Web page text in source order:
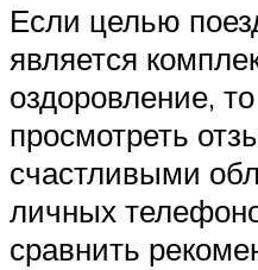
Если целью
является
оздоровление,
просмотреть
счастливыми
личных
сравнить